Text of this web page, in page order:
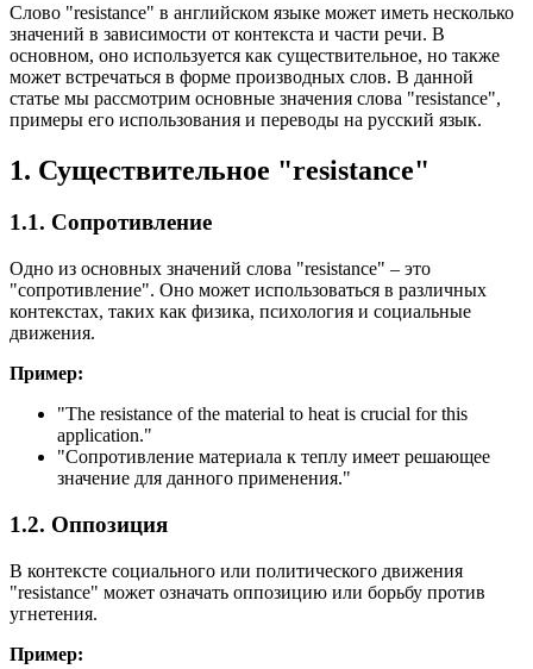
Слово "resistance" в английском языке может иметь несколько
значений в зависимости от контекста и части речи. В
основном, оно используется как существительное, но также
может встречаться в форме производных слов. В данной
статье мы рассмотрим основные значения слова "resistance",
примеры его использования и переводы на русский язык.
1. Существительное "resistance"
1.1. Сопротивление
Одно из основных значений слова "resistance" – это
"сопротивление". Оно может использоваться в различных
контекстах, таких как физика, психология и социальные
движения.
Пример:
"The resistance of the material to heat is crucial for this
application."
"Сопротивление материала к теплу имеет решающее
значение для данного применения."
1.2. Оппозиция
В контексте социального или политического движения
"resistance" может означать оппозицию или борьбу против
угнетения.
Пример: